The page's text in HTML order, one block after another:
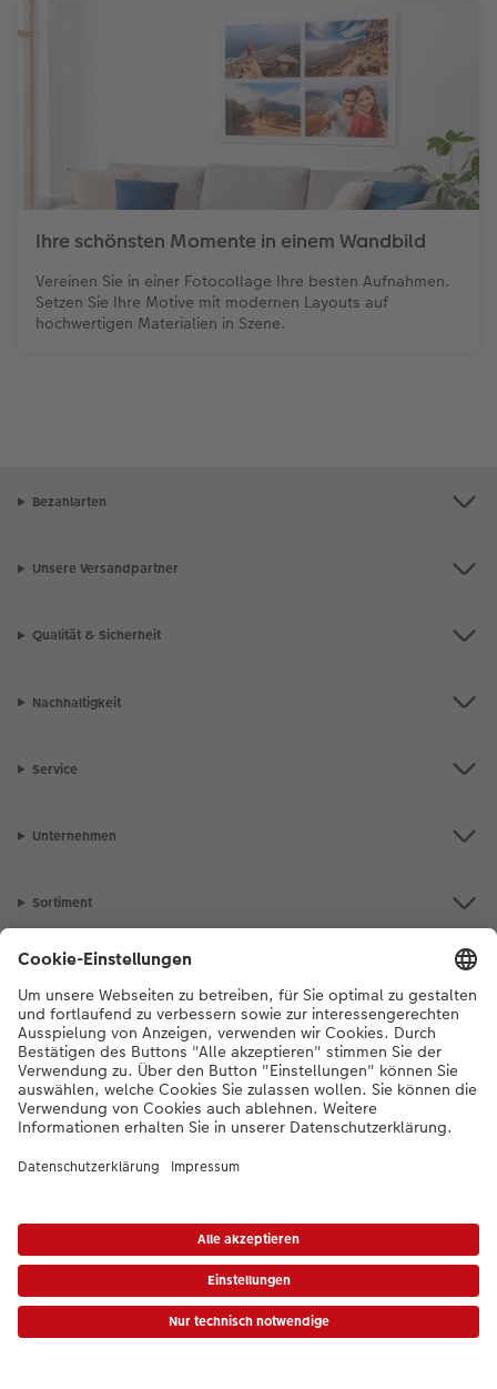
Ihre schönsten Momente in einem Wandbild
Vereinen Sie in einer Fotocollage Ihre besten Aufnahmen.
Setzen Sie Ihre Motive mit modernen Layouts auf
hochwertigen Materialien in Szene.
Bezahlarten
Unsere Versandpartner
Qualität & Sicherheit
Nachhaltigkeit
Service
Unternehmen
Sortiment
Inspiration
Bei Fragen zu Produkten oder der Bestellung können Sie uns gerne von
Montag bis Samstag von 8:00 – 20:00 Uhr und Sonntag von 10:00 –
20:00 Uhr (gesetzliche Feiertage ausgenommen) unter der
Telefonnummer044 499 10 36kontaktieren.
DE |FR|IT
*Die Preise gelten inkl. MWST zzgl. Versandkosten gem.
Produkt hat ggfs. einen höheren Preis.
Datenschutz|Impressum